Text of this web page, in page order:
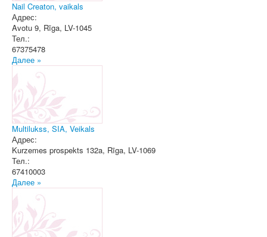
Nail Creaton, vaikals
Адрес:
Avotu 9, Rīga, LV-1045
Тел.:
67375478
Далее »
Multilukss, SIA, Veikals
Адрес:
Kurzemes prospekts 132a, Rīga, LV-1069
Тел.:
67410003
Далее »